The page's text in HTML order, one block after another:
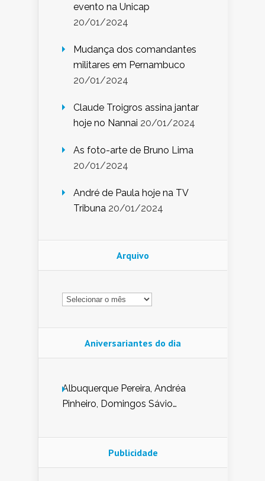
evento na Unicap
20/01/2024
Mudança dos comandantes
militares em Pernambuco
20/01/2024
Claude Troigros assina jantar
hoje no Nannai 20/01/2024
As foto-arte de Bruno Lima
20/01/2024
André de Paula hoje na TV
Tribuna 20/01/2024
Arquivo
Arquivo
Aniversariantes do dia
Albuquerque Pereira, Andréa
Pinheiro, Domingos Sávio
Nunes de Sena, Fátima Peixoto,
Glória Pereira, Kátia Mesel,
Publicidade